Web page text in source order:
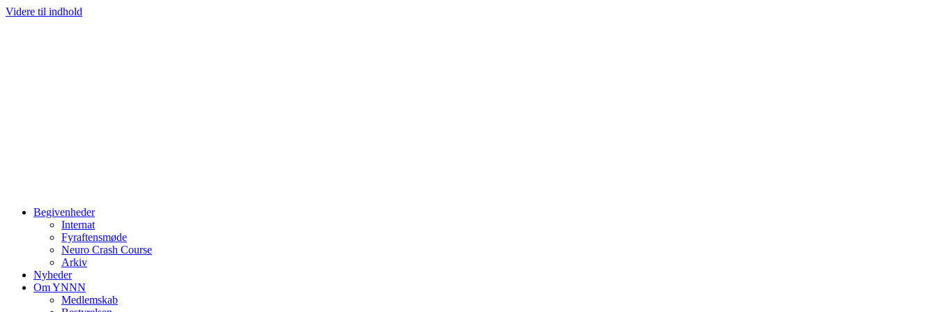
Videre til indhold
Begivenheder
Internat
Fyraftensmøde
Neuro Crash Course
Arkiv
Nyheder
Om YNNN
Medlemskab